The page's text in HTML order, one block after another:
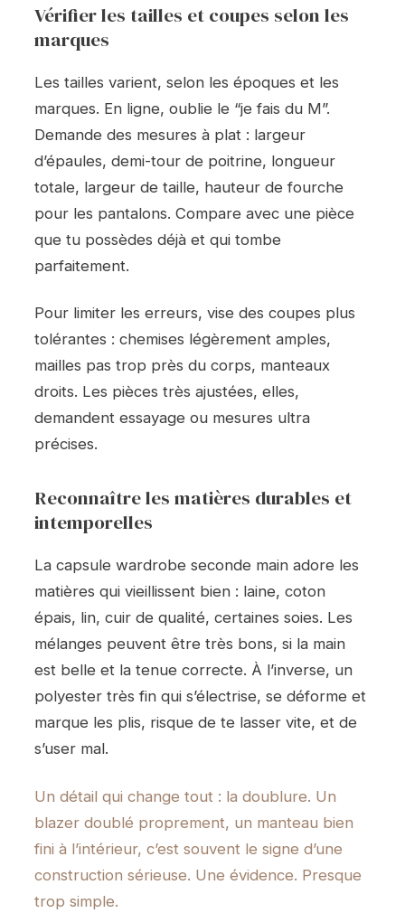
Vérifier les tailles et coupes selon les
marques
Les tailles varient, selon les époques et les
marques. En ligne, oublie le “je fais du M”.
Demande des mesures à plat : largeur
d’épaules, demi-tour de poitrine, longueur
totale, largeur de taille, hauteur de fourche
pour les pantalons. Compare avec une pièce
que tu possèdes déjà et qui tombe
parfaitement.
Pour limiter les erreurs, vise des coupes plus
tolérantes : chemises légèrement amples,
mailles pas trop près du corps, manteaux
droits. Les pièces très ajustées, elles,
demandent essayage ou mesures ultra
précises.
Reconnaître les matières durables et
intemporelles
La capsule wardrobe seconde main adore les
matières qui vieillissent bien : laine, coton
épais, lin, cuir de qualité, certaines soies. Les
mélanges peuvent être très bons, si la main
est belle et la tenue correcte. À l’inverse, un
polyester très fin qui s’électrise, se déforme et
marque les plis, risque de te lasser vite, et de
s’user mal.
Un détail qui change tout : la doublure. Un
blazer doublé proprement, un manteau bien
fini à l’intérieur, c’est souvent le signe d’une
construction sérieuse. Une évidence. Presque
trop simple.